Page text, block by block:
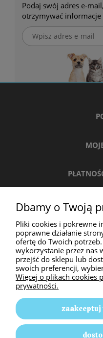
Podaj swój adres e-
otrzymywać
Animal Passion | ul.
Dbamy o Twoją
Pliki cookies i pokrewne
poprawne działanie
ofertę do Twoich
wykorzystanie przez nas
przejść do sklepu lub
swoich preferencji,
Więcej o plikach cookies
prywatności.
zaakceptuj